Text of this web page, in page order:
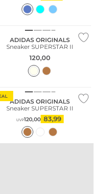
ADIDAS ORIGINALS
Sneaker SUPERSTAR II
120,00
ADIDAS ORIGINALS
Sneaker SUPERSTAR II
UVP120,00 83,99